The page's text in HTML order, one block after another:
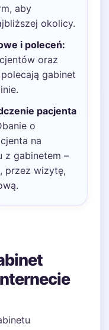
aby
okolicy.
i poleceń:
oraz
gabinet
pacjenta
o
na
z gabinetem –
przez wizytę,